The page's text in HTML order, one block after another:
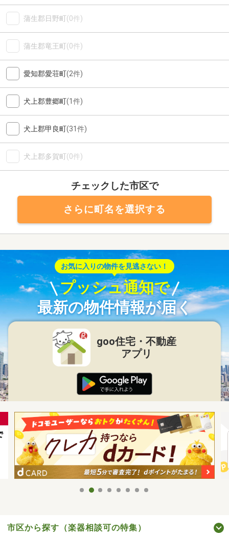
蒲生郡日野町(0件)
蒲生郡竜王町(0件)
愛知郡愛荘町(2件)
犬上郡豊郷町(1件)
犬上郡甲良町(31件)
犬上郡多賀町(0件)
チェックした市区で
さらに町名を選択する
お気に入りの物件を見逃さない！
プッシュ通知で
最新の物件情報が届く
goo住宅・不動産
アプリ
市区から探す（楽器相談可の特集）